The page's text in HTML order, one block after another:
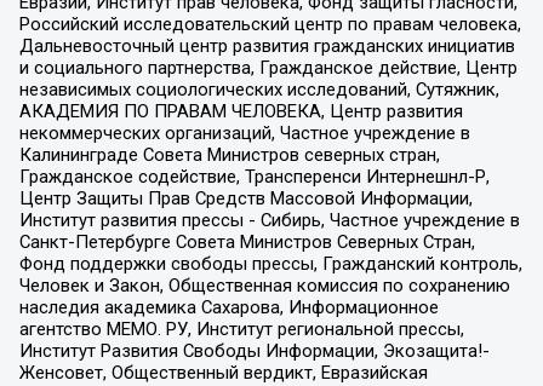
Российский исследовательский центр по правам человека,
Дальневосточный центр развития гражданских инициатив
и социального партнерства, Гражданское действие, Центр
независимых социологических исследований, Сутяжник,
АКАДЕМИЯ ПО ПРАВАМ ЧЕЛОВЕКА, Центр развития
некоммерческих организаций, Частное учреждение в
Калининграде Совета Министров северных стран,
Гражданское содействие, Трансперенси Интернешнл-Р,
Центр Защиты Прав Средств Массовой Информации,
Институт развития прессы - Сибирь, Частное учреждение в
Санкт-Петербурге Совета Министров Северных Стран,
Фонд поддержки свободы прессы, Гражданский контроль,
Человек и Закон, Общественная комиссия по сохранению
наследия академика Сахарова, Информационное
агентство МЕМО. РУ, Институт региональной прессы,
Институт Развития Свободы Информации, Экозащита!-
Женсовет, Общественный вердикт, Евразийская